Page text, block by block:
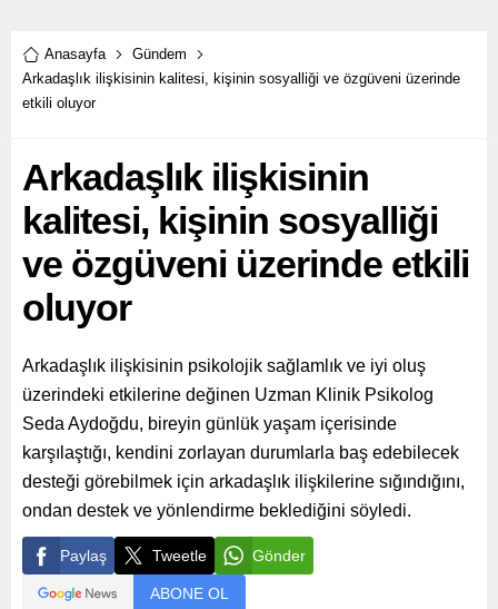
Anasayfa
Gündem
Arkadaşlık ilişkisinin kalitesi, kişinin sosyalliği ve özgüveni üzerinde
etkili oluyor
Arkadaşlık ilişkisinin
kalitesi, kişinin sosyalliği
ve özgüveni üzerinde etkili
oluyor
Arkadaşlık ilişkisinin psikolojik sağlamlık ve iyi oluş
üzerindeki etkilerine değinen Uzman Klinik Psikolog
Seda Aydoğdu, bireyin günlük yaşam içerisinde
karşılaştığı, kendini zorlayan durumlarla baş edebilecek
desteği görebilmek için arkadaşlık ilişkilerine sığındığını,
ondan destek ve yönlendirme beklediğini söyledi.
Paylaş Tweetle Gönder
ABONE OL